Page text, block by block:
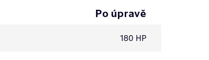
Po úpravě
180 HP